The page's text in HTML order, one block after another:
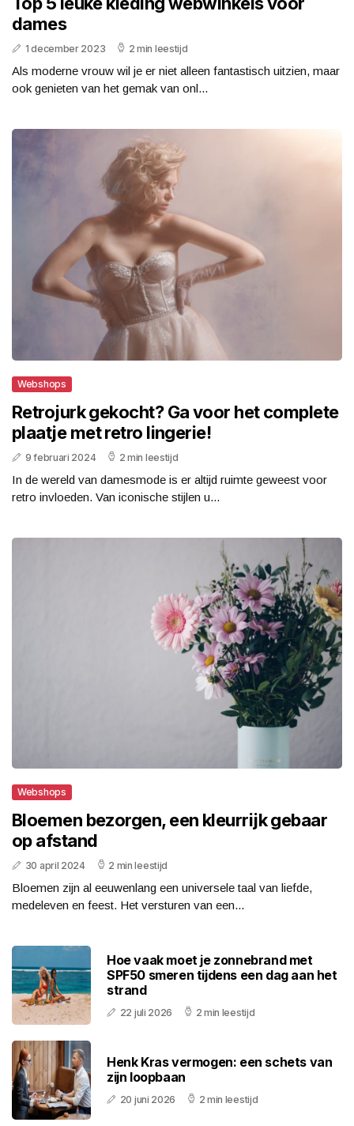
dames
1 december 2023 2 min leestijd
Als moderne vrouw wil je er niet alleen fantastisch uitzien, maar
ook genieten van het gemak van onl...
Webshops
Retrojurk gekocht? Ga voor het complete
plaatje met retro lingerie!
9 februari 2024 2 min leestijd
In de wereld van damesmode is er altijd ruimte geweest voor
retro invloeden. Van iconische stijlen u...
Webshops
Bloemen bezorgen, een kleurrijk gebaar
op afstand
30 april 2024 2 min leestijd
Bloemen zijn al eeuwenlang een universele taal van liefde,
medeleven en feest. Het versturen van een...
Hoe vaak moet je zonnebrand met
SPF50 smeren tijdens een dag aan het
strand
22 juli 2026 2 min leestijd
Henk Kras vermogen: een schets van
zijn loopbaan
20 juni 2026 2 min leestijd